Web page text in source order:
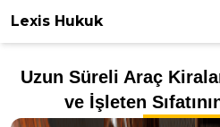
Lexis Hukuk
Uzun Süreli Araç
ve İşleten